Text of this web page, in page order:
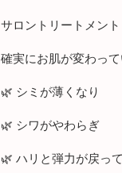
サロントリートメン
確実にお肌が変わっ
🌿 シミが薄くなり
🌿 シワがやわらぎ
🌿 ハリと弾力が戻っ